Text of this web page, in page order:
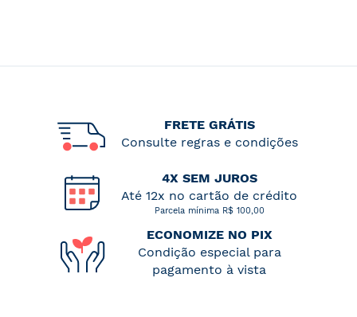
FRETE GRÁTIS
Consulte regras e condições
4X SEM JUROS
Até 12x no cartão de crédito
Parcela mínima R$ 100,00
ECONOMIZE NO PIX
Condição especial para
pagamento à vista